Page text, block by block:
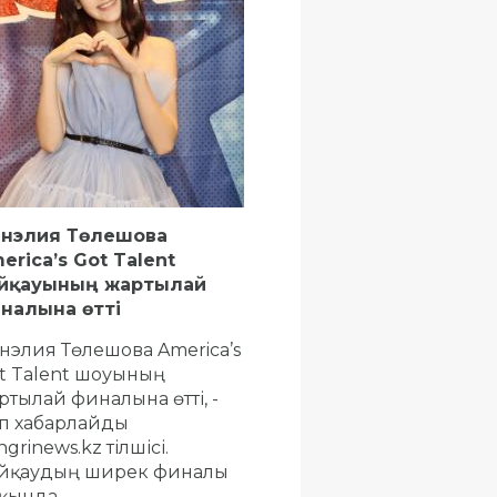
Төлешова
Got Talent
жартылай
өтті
Төлешова America’s
Talent шоуының
финалына өтті, -
хабарлайды
тілшісі.
ширек финалы